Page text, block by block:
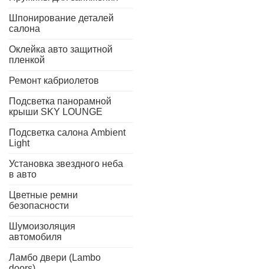
Шпонирование деталей
салона
Оклейка авто защитной
пленкой
Ремонт кабриолетов
Подсветка панорамной
крыши SKY LOUNGE
Подсветка салона Ambient
Light
Установка звездного неба
в авто
Цветные ремни
безопасности
Шумоизоляция
автомобиля
Ламбо двери (Lambo